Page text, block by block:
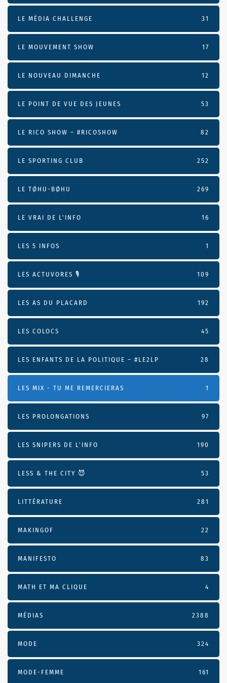
LE MÉDIA CHALLENGE 31
LE MOUVEMENT SHOW 17
LE NOUVEAU DIMANCHE 12
LE POINT DE VUE DES JEUNES 53
LE RICO SHOW – #RICOSHOW 82
LE SPORTING CLUB 252
LE TØHU-BØHU 269
LE VRAI DE L’INFO 16
LES 5 INFOS 1
LES ACTUVORES 🎙 109
LES AS DU PLACARD 192
LES COLOCS 45
LES ENFANTS DE LA POLITIQUE – #LE2LP 28
LES MIX - TU ME REMERCIERAS 1
LES PROLONGATIONS 97
LES SNIPERS DE L’INFO 190
LESS & THE CITY 😈 53
LITTÉRATURE 281
MAKINGOF 22
MANIFESTO 83
MATH ET MA CLIQUE 4
MÉDIAS 2388
MODE 324
MODE-FEMME 161